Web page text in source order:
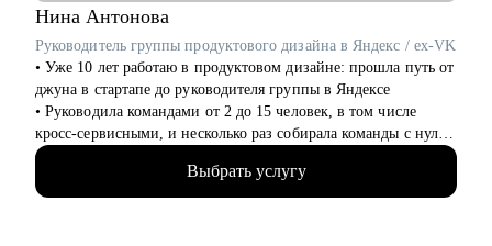
Нина Антонова
Руководитель группы продуктового дизайна в Яндекс / ex-VK
• Уже 10 лет работаю в продуктовом дизайне: прошла путь от
джуна в стартапе до руководителя группы в Яндексе
• Руководила командами от 2 до 15 человек, в том числе
кросс-сервисными, и несколько раз собирала команды с нуля
• За последние 3 года посмотрела больше 1000 резюме и
портфолио и наняла 15+ дизайнеров. Хорошо знаю, как
устроен отбор в корпорации, что действительно важно на
Выбрать услугу